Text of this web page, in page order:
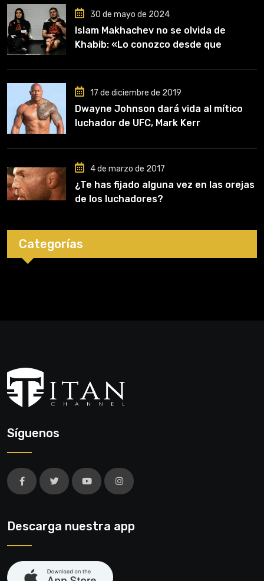
30 de mayo de 2024
Islam Makhachev no se olvida de
Khabib: «Lo conozco desde que
clave en mi carrera»
17 de diciembre de 2019
Dwayne Johnson dará vida al mítico
luchador de UFC, Mark Kerr
4 de marzo de 2017
¿Te has fijado alguna vez en las orejas
de los luchadores?
Categorías
Síguenos
Descarga nuestra app